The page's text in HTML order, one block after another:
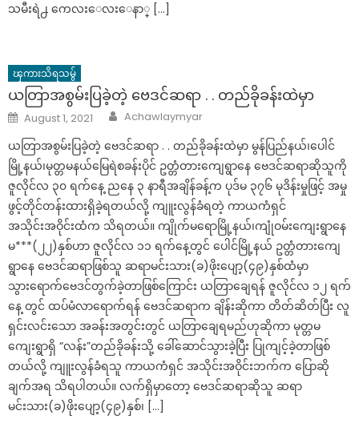
သမီးရဲ႕ ကေလးေလးေနာ္ […]
ၾကားသိရသမွ်
ယတြာအစွမ်းပြခဲ့တဲ့ ဗေဒင်ဆရာ . . တည်ခိုခန်းထဲမှာ
Posted
on
August 1, 2021 Author
Achawlaymyar
ယတြာအစွမ်းပြခဲ့တဲ့ ဗေဒင်ဆရာ . . တည်ခိုခန်းထဲမှာ မွန်ပြည်နယ်၊ပေါင်
မြို့နယ်၊မုတ္တမနယ်မြေရဲစခန်းပိုင် ဥတ္တံတားကျေရွာနေ ဗေဒင်ဆရာဆိုသူကို
ဇူလိုင်လ ၃၀ ရက်နေ့ ညနေ ၃ နာရီအချိန်ခန့်က ပုဒ်မ ၃၇၆ မုဒိန်းမှုဖြင့် အမှု
ဖွင့်တိုင်တန်းထားရှိခဲ့ရတယ်လို့ ကျူးလွန်ခံရတဲ့ ကာယကံရှင်
အသိုင်းအဝိုင်းထံက သိရတယ်။ ကျိုက်မရောမြို့နယ်၊ကျုံဝမ်းကျေးရွာနေ
မ***(၂၂)နှစ်ဟာ ဇူလိုင်လ ၁၁ ရက်နေ့တွင် ပေါင်မြို့နယ် ဥတ္တံတားကျေ
ရွာနေ ဗေဒင်ဆရာဖြစ်သူ ဆရာမင်းသား(ခ)ဖိုးပျော့(၄၉)နှစ်ထံမှာ
သွားရောက်ဗေဒင်တွက်ခဲ့တာဖြစ်ကြောင်း ယတြာချေရန် ဇူလိုင်လ ၁၂ ရက်
နေ့ တွင် ထပ်မံလာရောက်ရန် ဗေဒင်ဆရာက ချိန်းဆိုကာ တိတ်ဆိတ်ပြီး လူ
ရှင်းလင်းသော အခန်းအတွင်းတွင် ယတြာချေရမည်ဟုဆိုကာ မုတ္တမ
ကျေးရွာရှိ “လန်း”တည်ခိုခန်းသို့ ခေါ်ဆောင်သွားခဲ့ပြီး ပြုကျင့်ခဲ့တာဖြစ်
တယ်လို့ ကျူးလွန်ခံရသူ ကာယကံရှင် အသိုင်းအဝိုင်းဘက်က ပြောဆို
ချက်အရ သိရပါတယ်။ လက်ရှိမှာတော့ ဗေဒင်ဆရာဆိုသူ ဆရာ
မင်းသား(ခ)ဖိုးပျော့(၄၉)နှစ်၊ […]